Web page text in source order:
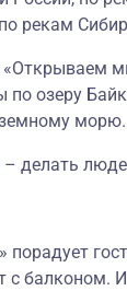
рекам
«Открываем
по озеру
морю.
делать
порадует
с балконом.